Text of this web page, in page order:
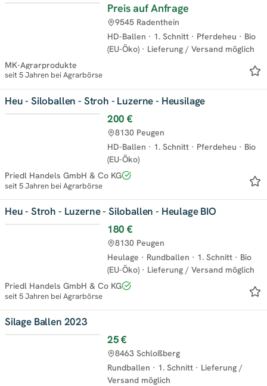
Preis auf Anfrage
HD-Ballen · 1. Schnitt · Pferdeheu · Bio
(EU-Öko) · Lieferung / Versand möglich
9545 Radenthein
MK-Agrarprodukte
seit 5 Jahren bei Agrarbörse
Heu - Siloballen - Stroh - Luzerne - Heusilage
200 €
HD-Ballen · 1. Schnitt · Pferdeheu · Bio
(EU-Öko)
8130 Peugen
Priedl Handels GmbH & Co KG
seit 5 Jahren bei Agrarbörse
Heu - Stroh - Luzerne - Siloballen - Heulage BIO
180 €
Heulage · Rundballen · 1. Schnitt · Bio
(EU-Öko) · Lieferung / Versand möglich
8130 Peugen
Priedl Handels GmbH & Co KG
seit 5 Jahren bei Agrarbörse
Silage Ballen 2023
25 €
Rundballen · 1. Schnitt · Lieferung /
Versand möglich
8463 Schloßberg